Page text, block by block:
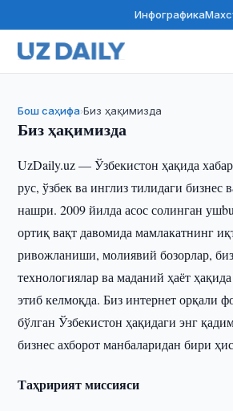
Инфографика
Бош саҳифа›Биз ҳақимизда
Биз ҳақимизда
UzDaily.uz — Ўзбекистон ҳақида
рус, ўзбек ва инглиз тилидаги бизнес
нашри. 2009 йилда асос солинган
ортиқ вақт давомида мамлакатнинг
ривожланиши, молиявий бозорлар,
технологиялар ва маданий ҳаёт
этиб келмоқда. Биз интернет орқали
бўлган Ўзбекистон ҳақидаги энг
бизнес ахборот манбаларидан бири
Таҳририят миссияси